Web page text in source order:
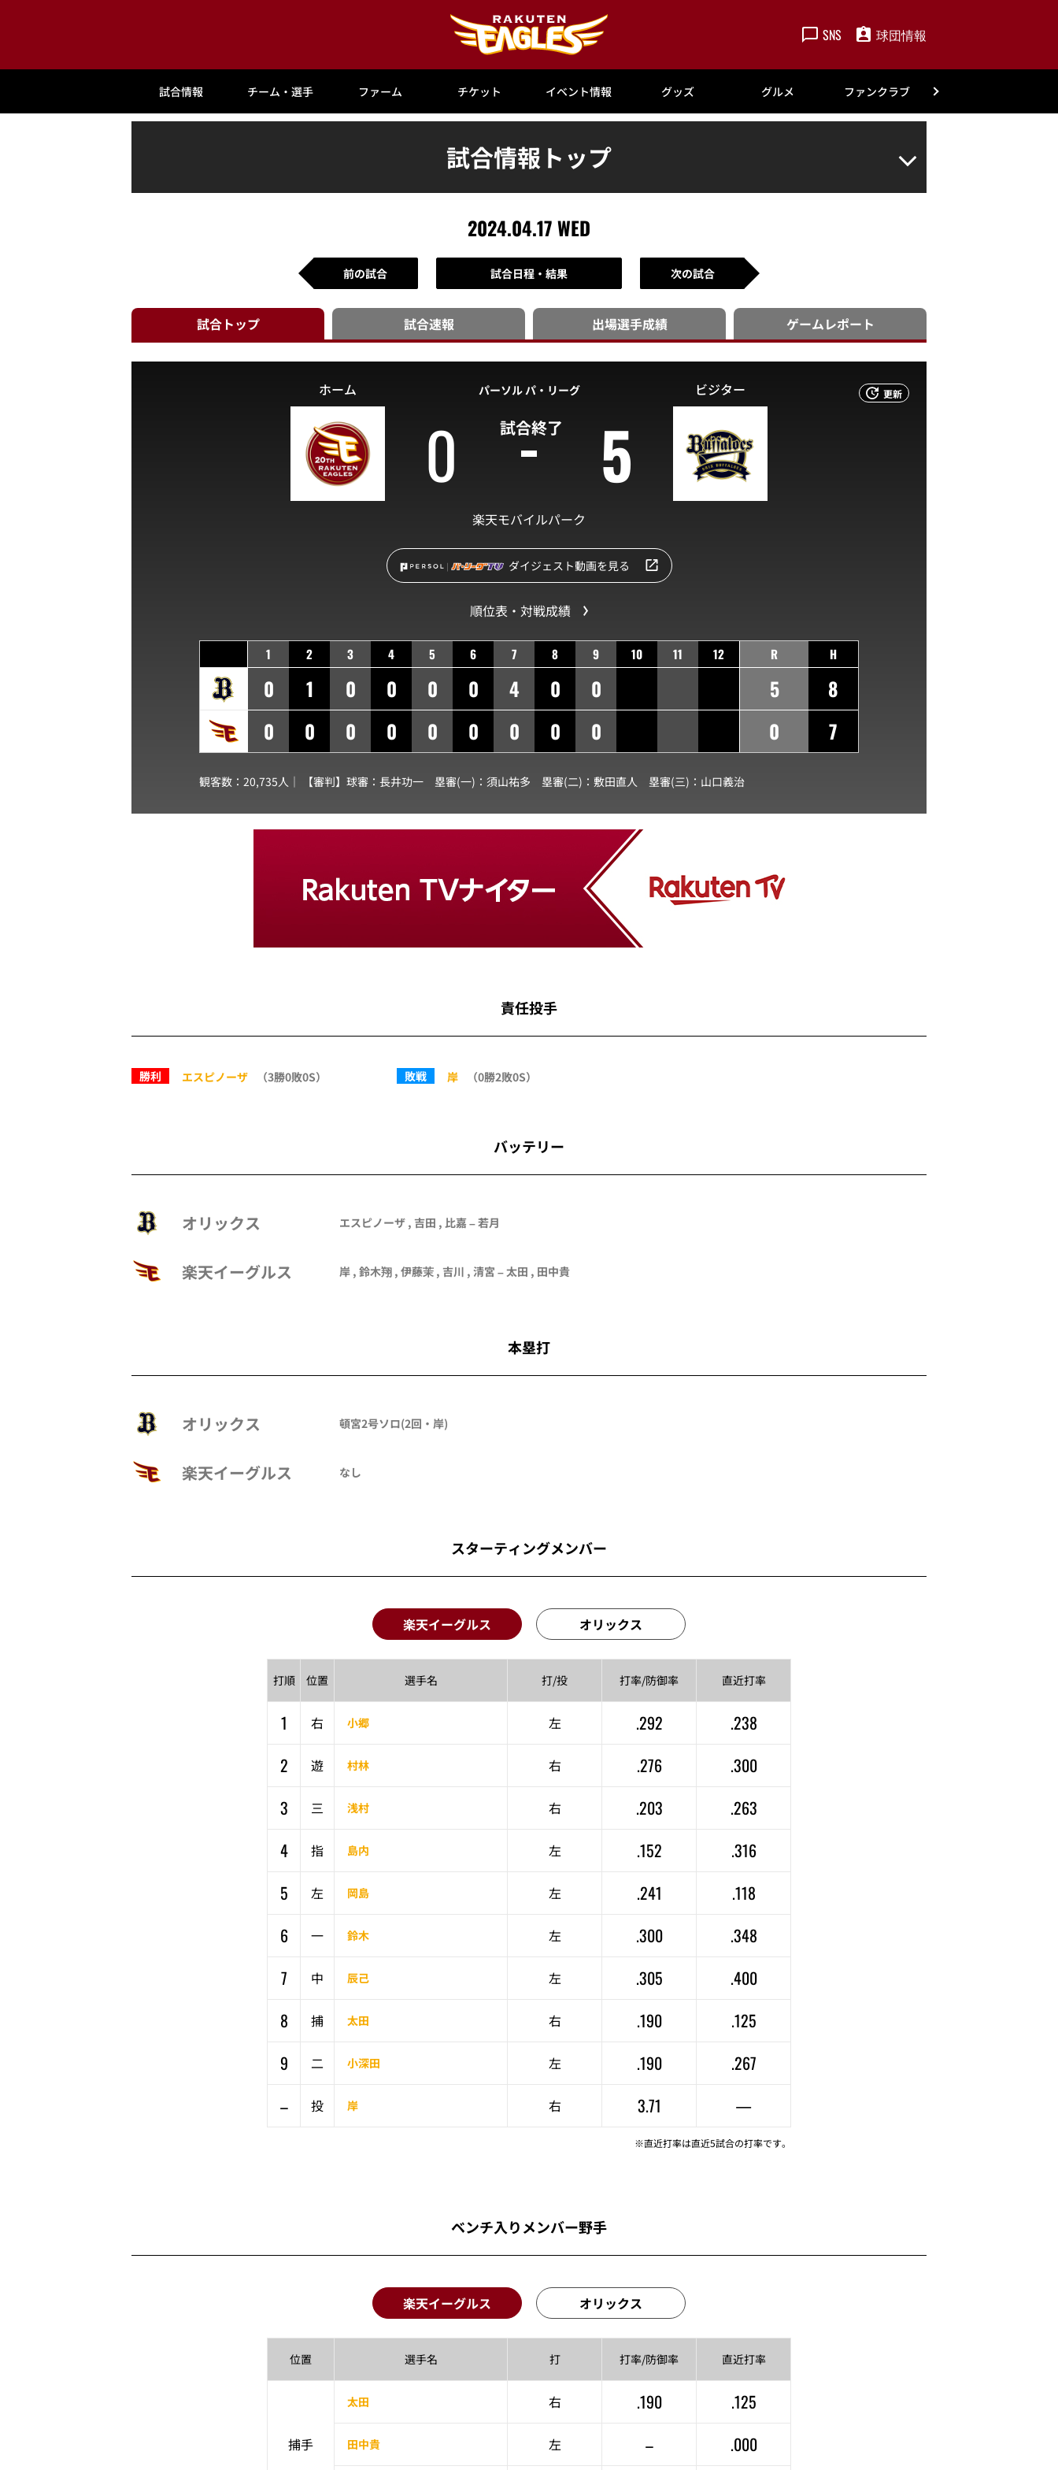
SNS 球団情報
試合情報 チーム・選手 ファーム チケット イベント情報 グッズ グルメ ファンクラブ
試合情報トップ
2024.04.17 WED
前の試合 試合日程・結果 次の試合
試合トップ 試合速報 出場選手成績 ゲームレポート
更新
パーソル パ・リーグ
試合終了
ホーム
0 5
ビジター
楽天モバイルパーク
ダイジェスト動画を見る
順位表・対戦成績
1 2 3 4 5 6 7 8 9 10 11 12
0 1 0 0 0 0 4 0
0
0
0 0 0 0 0 0 0 0
R H
5
8
0
7
観客数：20,735人｜ 【審判】球審： 長井功一 塁審(一)： 須山祐多 塁審(二)： 敷田直人 塁審(三)： 山口義治
責任投手
勝利 エスピノーザ （3勝0敗0S） 敗戦 岸 （0勝2敗0S）
バッテリー
オリックス エスピノーザ , 吉田 , 比嘉–若月
楽天イーグルス 岸 , 鈴木翔 , 伊藤茉 , 吉川 , 清宮 –太田 , 田中貴
本塁打
オリックス 頓宮2号ソロ(2回・ 岸)
楽天イーグルス なし
スターティングメンバー
楽天イーグルス オリックス
打順 位置 選手名 打/投 打率/防御率 直近打率
1 右 小郷 左 .292
.238
2
遊 村林 右 .276
.300
3
三 浅村 右 .203
.263
4
指 島内 左 .152
.316
5
左 岡島 左 .241
.118
6
一 鈴木 左 .300
.348
7
中 辰己 左 .305
.400
8
捕 太田 右 .190
.125
9
二 小深田 左 .190
.267
–
投 岸 右 3.71 —
※直近打率は直近5試合の打率です。
ベンチ入りメンバー野手
楽天イーグルス オリックス
位置 選手名 打 打率/防御率 直近打率
捕手
太田 右 .190 .125
田中貴 左 – .000